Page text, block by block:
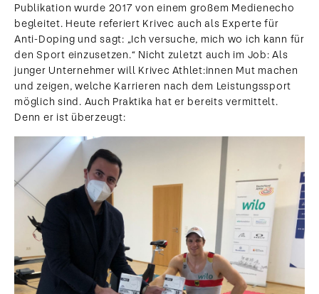
Publikation wurde 2017 von einem großem Medienecho
begleitet. Heute referiert Krivec auch als Experte für
Anti-Doping und sagt: „Ich versuche, mich wo ich kann für
den Sport einzusetzen.“ Nicht zuletzt auch im Job: Als
junger Unternehmer will Krivec Athlet:innen Mut machen
und zeigen, welche Karrieren nach dem Leistungssport
möglich sind. Auch Praktika hat er bereits vermittelt.
Denn er ist überzeugt: